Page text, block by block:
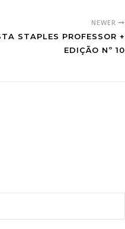
NEWER
STAPLES PROFESSOR +
EDIÇÃO Nº 10